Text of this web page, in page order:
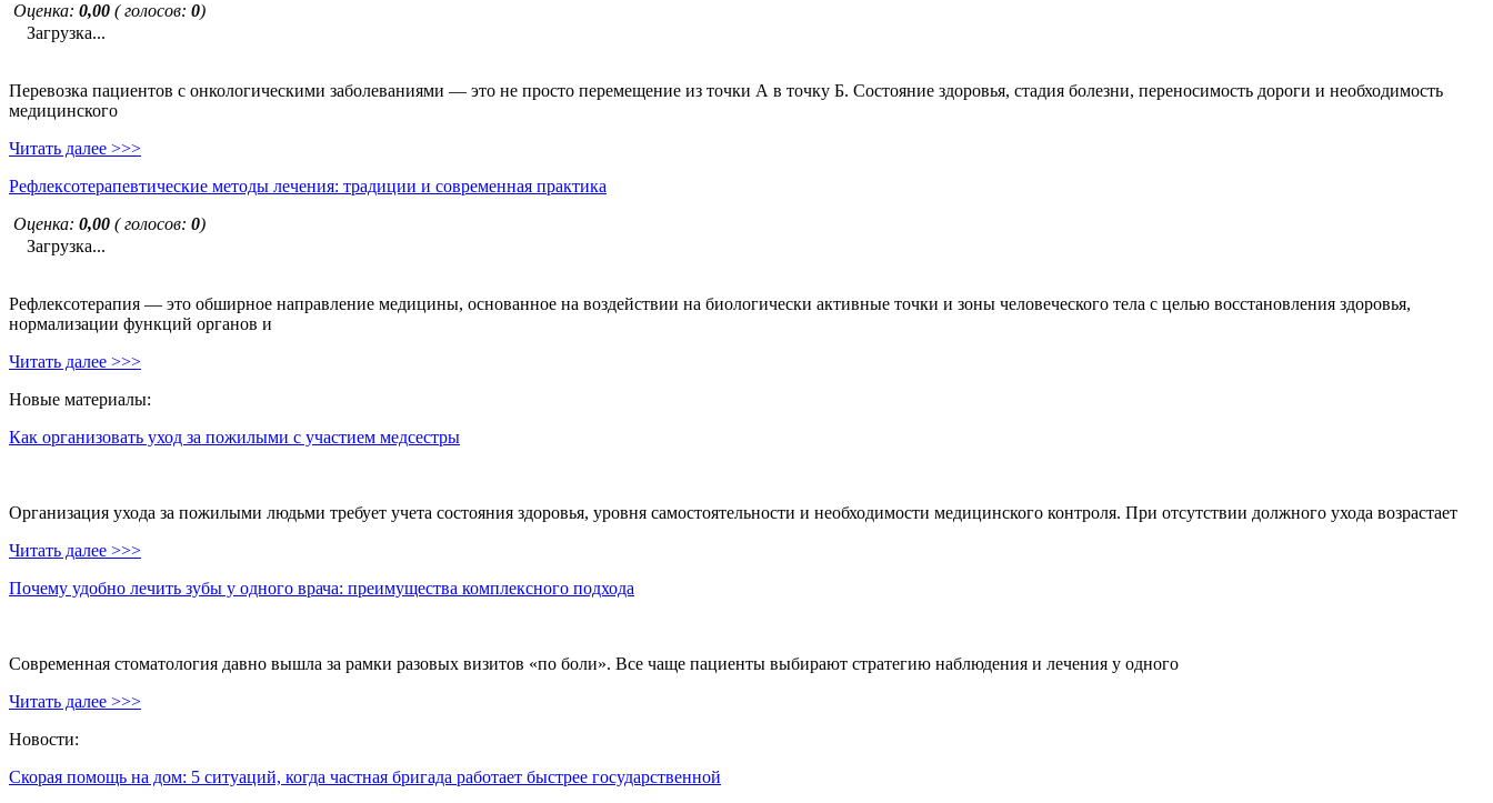
Оценка: 0,00 ( голосов: 0)
Загрузка...
Перевозка пациентов с онкологическими заболеваниями — это не просто перемещение из точки А в точку Б. Состояние здоровья, стадия болезни, переносимость дороги и необходимость
медицинского
Читать далее >>>
Рефлексотерапевтические методы лечения: традиции и современная практика
Оценка: 0,00 ( голосов: 0)
Загрузка...
Рефлексотерапия — это обширное направление медицины, основанное на воздействии на биологически активные точки и зоны человеческого тела с целью восстановления здоровья,
нормализации функций органов и
Читать далее >>>
Новые материалы:
Как организовать уход за пожилыми с участием медсестры
Организация ухода за пожилыми людьми требует учета состояния здоровья, уровня самостоятельности и необходимости медицинского контроля. При отсутствии должного ухода возрастает
Читать далее >>>
Почему удобно лечить зубы у одного врача: преимущества комплексного подхода
Современная стоматология давно вышла за рамки разовых визитов «по боли». Все чаще пациенты выбирают стратегию наблюдения и лечения у одного
Читать далее >>>
Новости:
Скорая помощь на дом: 5 ситуаций, когда частная бригада работает быстрее государственной